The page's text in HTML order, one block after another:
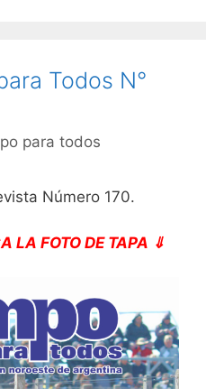
Todos N°
para todos
Número 170.
LA FOTO DE TAPA ⇓